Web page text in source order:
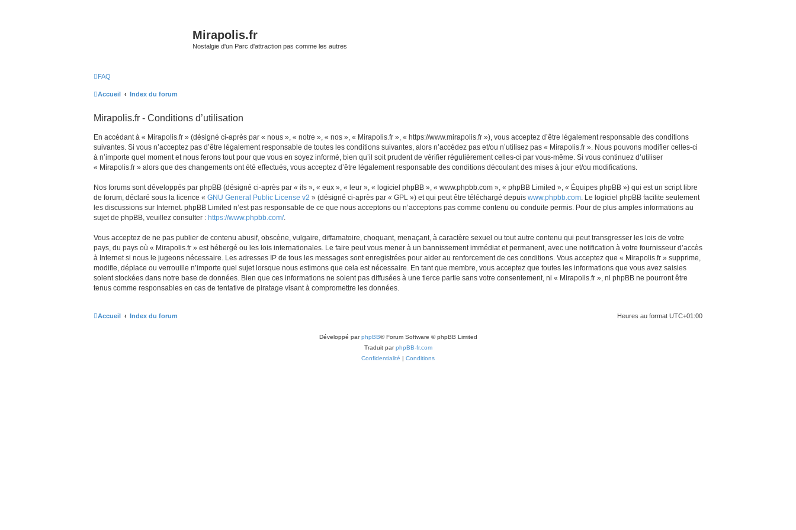
Mirapolis.fr
Nostalgie d'un Parc d'attraction pas comme les autres
FAQ
Accueil Index du forum
Mirapolis.fr - Conditions d’utilisation
En accédant à « Mirapolis.fr » (désigné ci-après par « nous », « notre », « nos », « Mirapolis.fr », « https://www.mirapolis.fr »), vous acceptez d’être légalement responsable des conditions
suivantes. Si vous n’acceptez pas d’être légalement responsable de toutes les conditions suivantes, alors n’accédez pas et/ou n’utilisez pas « Mirapolis.fr ». Nous pouvons modifier celles-ci
à n’importe quel moment et nous ferons tout pour que vous en soyez informé, bien qu’il soit prudent de vérifier régulièrement celles-ci par vous-même. Si vous continuez d’utiliser
« Mirapolis.fr » alors que des changements ont été effectués, vous acceptez d’être légalement responsable des conditions découlant des mises à jour et/ou modifications.
Nos forums sont développés par phpBB (désigné ci-après par « ils », « eux », « leur », « logiciel phpBB », « www.phpbb.com », « phpBB Limited », « Équipes phpBB ») qui est un script libre
de forum, déclaré sous la licence « GNU General Public License v2 » (désigné ci-après par « GPL ») et qui peut être téléchargé depuis www.phpbb.com . Le logiciel phpBB facilite seulement
les discussions sur Internet. phpBB Limited n’est pas responsable de ce que nous acceptons ou n’acceptons pas comme contenu ou conduite permis. Pour de plus amples informations au
sujet de phpBB, veuillez consulter : https://www.phpbb.com/.
Vous acceptez de ne pas publier de contenu abusif, obscène, vulgaire, diffamatoire, choquant, menaçant, à caractère sexuel ou tout autre contenu qui peut transgresser les lois de votre
pays, du pays où « Mirapolis.fr » est hébergé ou les lois internationales. Le faire peut vous mener à un bannissement immédiat et permanent, avec une notification à votre fournisseur d’accès
à Internet si nous le jugeons nécessaire. Les adresses IP de tous les messages sont enregistrées pour aider au renforcement de ces conditions. Vous acceptez que « Mirapolis.fr » supprime,
modifie, déplace ou verrouille n’importe quel sujet lorsque nous estimons que cela est nécessaire. En tant que membre, vous acceptez que toutes les informations que vous avez saisies
soient stockées dans notre base de données. Bien que ces informations ne soient pas diffusées à une tierce partie sans votre consentement, ni « Mirapolis.fr », ni phpBB ne pourront être
tenus comme responsables en cas de tentative de piratage visant à compromettre les données.
Accueil Index du forum Heures au format UTC+01:00
Développé parphpBB® Forum Software © phpBB Limited
Traduit parphpBB-fr.com
Confidentialité | Conditions